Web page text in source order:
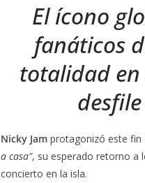
El ícono
fanáticos
totalidad en
Nicky Jam protagonizó este fin
a casa”, su esperado retorno a
concierto en la isla.